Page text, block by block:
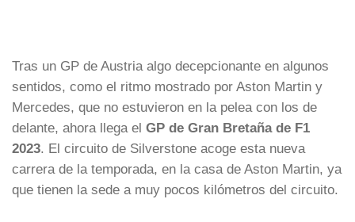
Tras un GP de Austria algo decepcionante en algunos
sentidos, como el ritmo mostrado por Aston Martin y
Mercedes, que no estuvieron en la pelea con los de
delante, ahora llega el GP de Gran Bretaña de F1
2023. El circuito de Silverstone acoge esta nueva
carrera de la temporada, en la casa de Aston Martin, ya
que tienen la sede a muy pocos kilómetros del circuito.